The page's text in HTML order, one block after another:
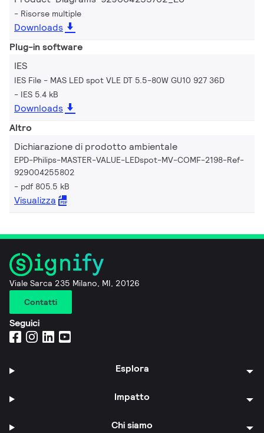
Risorse multiple
Downloads
Plug-in software
IES
IES File - MAS LED spot VLE DT 5.5-80W GU10 927 36D
IES 5.4 kB
Downloads
Altro
Dichiarazione di prodotto ambientale
EPD-Philips-MASTER-VALUE-LEDspot-MV-COMF-2198-Ref-
929004255802
pdf 805.5 kB
Visualizza
Viale Sarca 235 Milano, MI, 20126
Contatti
Seguici
Esplora
Impatto
Chi siamo